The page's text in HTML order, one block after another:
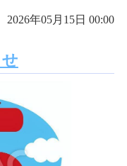
2026年05月15日 00:00